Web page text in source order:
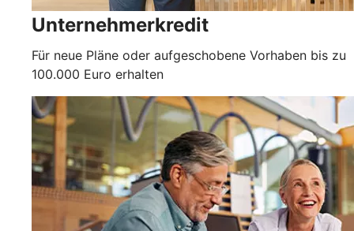
Unternehmerkredit
Für neue Pläne oder aufgeschobene Vorhaben bis zu
100.000 Euro erhalten